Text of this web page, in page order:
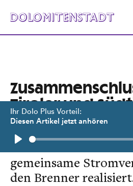
Ihr Dolo Plus Vorteil:
Diesen Artikel jetzt anhören
Play
Tiroler und
Stromleitungen
Im kommenden Jahr
gemeinsame
den Brenner